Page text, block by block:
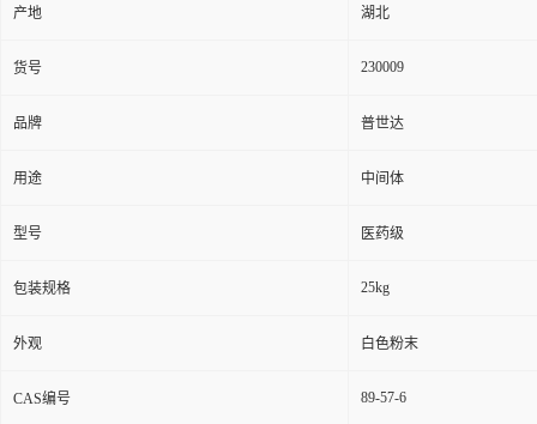
产地 湖北
货号 230009
品牌 普世达
用途 中间体
型号 医药级
包装规格 25kg
外观 白色粉末
CAS编号 89-57-6